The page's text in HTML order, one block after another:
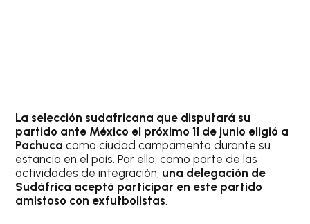
La selección sudafricana que disputará su
partido ante México el próximo 11 de junio eligió a
Pachuca como ciudad campamento durante su
estancia en el país. Por ello, como parte de las
actividades de integración, una delegación de
Sudáfrica aceptó participar en este partido
amistoso con exfutbolistas.